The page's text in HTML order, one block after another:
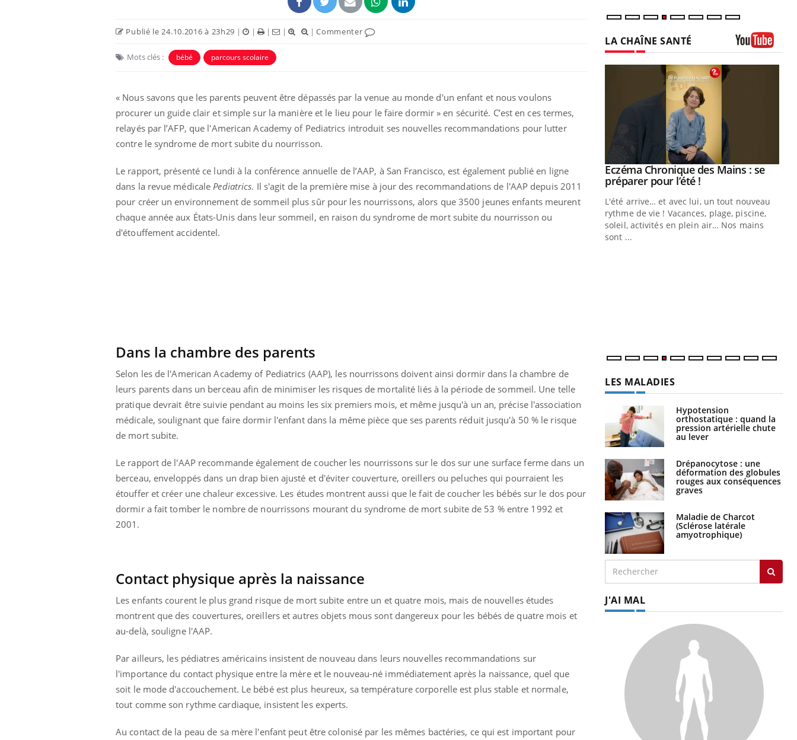
Publié le 24.10.2016 à 23h29 | | | | |Commenter
Mots clés : bébé parcours scolaire
« Nous savons que les parents peuvent être dépassés par la venue au monde d'un enfant et nous voulons
procurer un guide clair et simple sur la manière et le lieu pour le faire dormir » en sécurité. C’est en ces termes,
relayés par l’AFP, que l'American Academy of Pediatrics introduit ses nouvelles recommandations pour lutter
contre le syndrome de mort subite du nourrisson.
Le rapport, présenté ce lundi à la conférence annuelle de l’AAP, à San Francisco, est également publié en ligne
dans la revue médicale Pediatrics. Il s'agit de la première mise à jour des recommandations de l'AAP depuis 2011
pour créer un environnement de sommeil plus sûr pour les nourrissons, alors que 3500 jeunes enfants meurent
chaque année aux États-Unis dans leur sommeil, en raison du syndrome de mort subite du nourrisson ou
d'étouffement accidentel.
Dans la chambre des parents
Selon les de l'American Academy of Pediatrics (AAP), les nourrissons doivent ainsi dormir dans la chambre de
leurs parents dans un berceau afin de minimiser les risques de mortalité liés à la période de sommeil. Une telle
pratique devrait être suivie pendant au moins les six premiers mois, et même jusqu'à un an, précise l'association
médicale, soulignant que faire dormir l'enfant dans la même pièce que ses parents réduit jusqu'à 50 % le risque
de mort subite.
Le rapport de l'AAP recommande également de coucher les nourrissons sur le dos sur une surface ferme dans un
berceau, enveloppés dans un drap bien ajusté et d'éviter couverture, oreillers ou peluches qui pourraient les
étouffer et créer une chaleur excessive. Les études montrent aussi que le fait de coucher les bébés sur le dos pour
dormir a fait tomber le nombre de nourrissons mourant du syndrome de mort subite de 53 % entre 1992 et
2001.
Contact physique après la naissance
Les enfants courent le plus grand risque de mort subite entre un et quatre mois, mais de nouvelles études
montrent que des couvertures, oreillers et autres objets mous sont dangereux pour les bébés de quatre mois et
au-delà, souligne l'AAP.
Par ailleurs, les pédiatres américains insistent de nouveau dans leurs nouvelles recommandations sur
l'importance du contact physique entre la mère et le nouveau-né immédiatement après la naissance, quel que
soit le mode d'accouchement. Le bébé est plus heureux, sa température corporelle est plus stable et normale,
tout comme son rythme cardiaque, insistent les experts.
Au contact de la peau de sa mère l'enfant peut être colonisé par les mêmes bactéries, ce qui est important pour
LA CHAÎNE SANTÉ
Eczéma Chronique des Mains :
expliquer ma maladie Youtube
Il y a des sujets qui sont faciles à aborder...
d'autres non ! D'un côté, poser des
questions sur la maladie d'un proche c'est
Youtube
Carence en fer : comprendre pour
prévenirYoutube
Fatigue, irritabilité, brouillard mental ou
même alopécie… Les symptômes de la
carence en fer sont multiples ce qui la rend
Youtube
Insuline & Charge mentale : et si on
osait en parler?? Youtube
En 2026, l'insuline dans le diabète de type 2
reste entourée d'idées reçues chez les
Youtube
Eczéma Chronique des Mains : se
préparer pour l’été !Youtube
L'été arrive… et avec lui, un tout nouveau
rythme de vie ! Vacances, plage, piscine,
soleil, activités en plein air… Nos mains
sont ...
LES MALADIES
Hypotension
orthostatique : quand la
pression artérielle chute
au lever
Drépanocytose : une
déformation des globules
rouges aux conséquences
graves
Maladie de Charcot
(Sclérose latérale
amyotrophique)
J'AI MAL